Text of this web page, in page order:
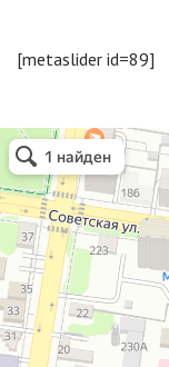
[metaslider id=89]